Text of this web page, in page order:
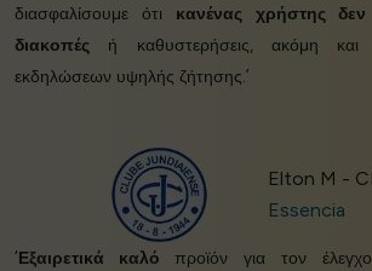
διασφαλίσουμε ότι κανένας χρήστης δεν
διακοπές ή καθυστερήσεις, ακόμη και
εκδηλώσεων υψηλής ζήτησης.’
Elton M -
Essencia
‘Εξαιρετικά καλό προϊόν για τον